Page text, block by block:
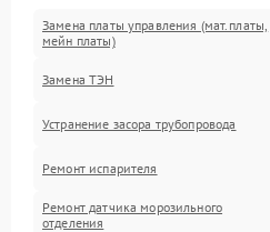
Замена платы управления (мат.платы,
мейн платы)
Замена ТЭН
Устранение засора трубопровода
Ремонт испарителя
Ремонт датчика морозильного
отделения